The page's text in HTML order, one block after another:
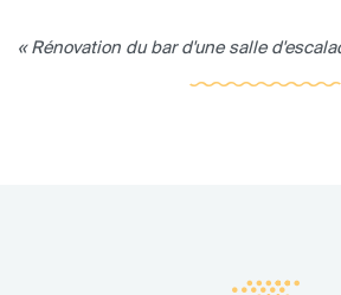
« Rénovation du bar d'une salle